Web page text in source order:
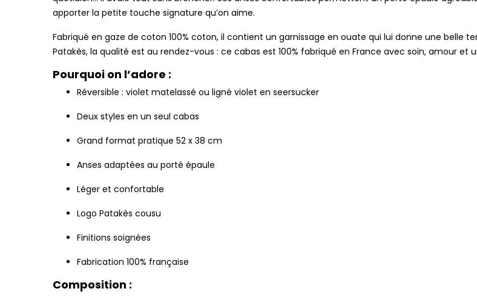
apporter la petite touche signature qu’on aime.
Fabriqué en gaze de coton 100% coton, il contient un garnissage en ouate qui lui donne une belle
Patakès, la qualité est au rendez-vous : ce cabas est 100% fabriqué en France avec soin, amour et
Pourquoi on l’adore :
Réversible : violet matelassé ou ligné violet en seersucker
Deux styles en un seul cabas
Grand format pratique 52 x 38 cm
Anses adaptées au porté épaule
Léger et confortable
Logo Patakès cousu
Finitions soignées
Fabrication 100% française
Composition :